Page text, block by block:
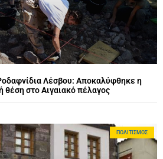
Λέσβου: Αποκαλύφθηκε η
θέση στο Αιγαιακό πέλαγος
ΠΟΛΙΤΙΣΜΌΣ